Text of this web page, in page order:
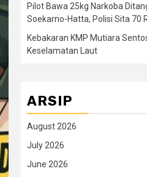
Pilot Bawa 25kg Narkoba
Soekarno-Hatta, Polisi Sita 70
Kebakaran KMP Mutiara
Keselamatan Laut
ARSIP
August 2026
July 2026
June 2026